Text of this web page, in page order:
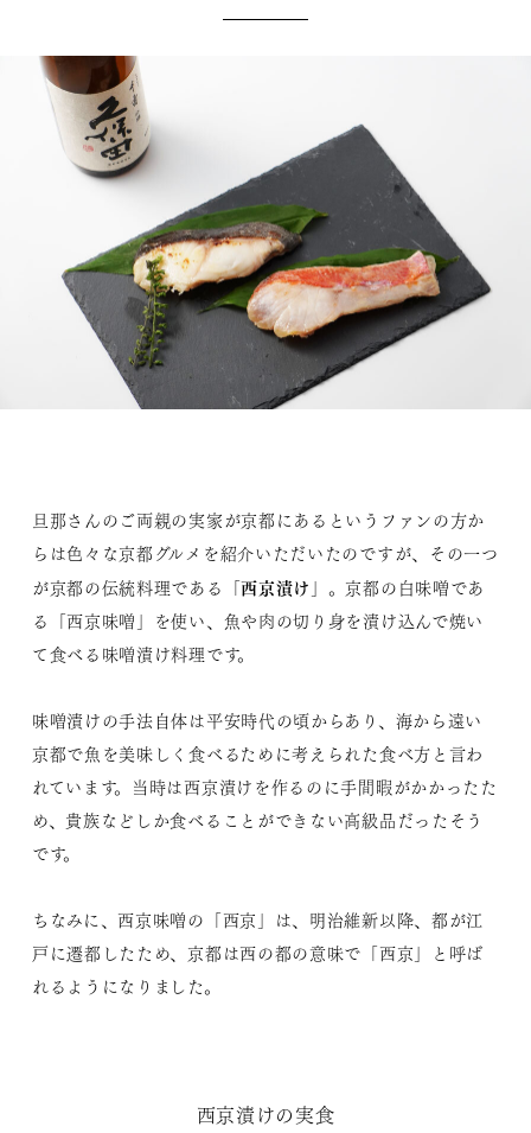
旦那さんのご両親の実家が京都にあるというファンの方か
らは色々な京都グルメを紹介いただいたのですが、その一つ
が京都の伝統料理である「西京漬け 」。京都の白味噌であ
る「西京味噌」を使い、魚や肉の切り身を漬け込んで焼い
て食べる味噌漬け料理です。
味噌漬けの手法自体は平安時代の頃からあり、海から遠い
京都で魚を美味しく食べるために考えられた食べ方と言わ
れています。当時は西京漬けを作るのに手間暇がかかったた
め、貴族などしか食べることができない高級品だったそう
です。
ちなみに、西京味噌の「西京」は、明治維新以降、都が江
戸に遷都したため、京都は西の都の意味で「西京」と呼ば
れるようになりました。
西京漬けの実食